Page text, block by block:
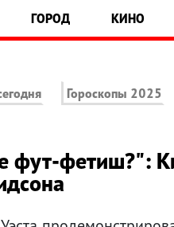
ГОРОД КИНО
Гороскопы 2025
фут-фетиш?":